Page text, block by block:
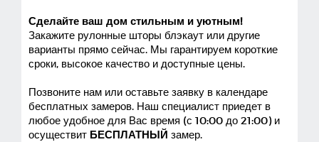
Сделайте ваш дом стильным и уютным!
Закажите рулонные шторы блэкаут или другие
варианты прямо сейчас. Мы гарантируем короткие
сроки, высокое качество и доступные цены.
Позвоните нам или оставьте заявку в календаре
бесплатных замеров. Наш специалист приедет в
любое удобное для Вас время (с 10:00 до 21:00) и
осуществит БЕСПЛАТНЫЙ замер.